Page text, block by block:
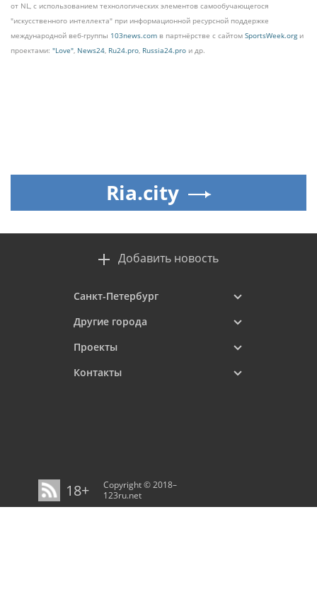
от NL, с использованием технологических элементов самообучающегося
"искусственного интеллекта" при информационной ресурсной поддержке
международной веб-группы 103news.com в партнёрстве с сайтом SportsWeek.orgи
проектами: "Love", News24, Ru24.pro, Russia24.pro и др.
Ria.city
Добавить новость
Санкт-Петербург
Другие города
Проекты
Контакты
18+
Copyright © 2018–
123ru.net